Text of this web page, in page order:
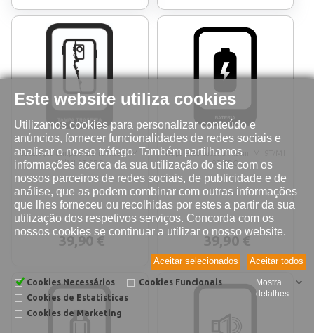
Este website utiliza cookies
Utilizamos cookies para personalizar conteúdo e
anúncios, fornecer funcionalidades de redes sociais e
analisar o nosso tráfego. Também partilhamos
informações acerca da sua utilização do site com os
nossos parceiros de redes sociais, de publicidade e de
análise, que as podem combinar com outras informações
que lhes forneceu ou recolhidas por estes a partir da sua
utilização dos respetivos serviços. Concorda com os
nossos cookies se continuar a utilizar o nosso website.
Aceitar todos
Aceitar selecionados
Cookies Necessários
Cookies Funcionais
Cookies de Estatísticas
Cookies de Marketing
Mostra
detalhes
Reparação tampa traseira Xiaomi MI
9T/MI 9T PRO
39,90 €
Reparação bateria Xiaomi MI 9T/MI
9T PRO
39,90 €